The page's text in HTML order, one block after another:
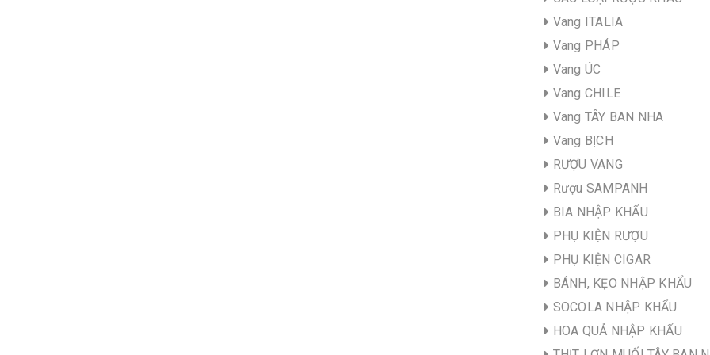
Vang ITALIA
Vang PHÁP
Vang ÚC
Vang CHILE
Vang TÂY BAN NHA
Vang BỊCH
RƯỢU VANG
Rượu SAMPANH
BIA NHẬP KHẨU
PHỤ KIỆN RƯỢU
PHỤ KIỆN CIGAR
BÁNH, KẸO NHẬP KHẨU
SOCOLA NHẬP KHẨU
HOA QUẢ NHẬP KHẨU